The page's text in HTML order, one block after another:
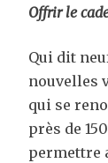
Offrir le
Qui dit
nouvelles
qui se
près de
permettre